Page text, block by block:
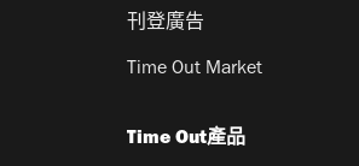
刊登廣告
Time Out Market
Time Out產品